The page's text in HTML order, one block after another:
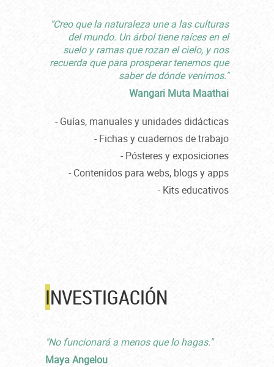
"Creo que la naturaleza une a las culturas
del mundo. Un árbol tiene raíces en el
suelo y ramas que rozan el cielo, y nos
recuerda que para prosperar tenemos que
saber de dónde venimos."
Wangari Muta Maathai
- Guías, manuales y unidades didácticas
- Fichas y cuadernos de trabajo
- Pósteres y exposiciones
- Contenidos para webs, blogs y apps
- Kits educativos
INVESTIGACIÓN
"No funcionará a menos que lo hagas."
Maya Angelou